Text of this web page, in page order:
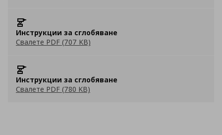
Инструкции за сглобяване
Свалете PDF (707 KB)
Инструкции за сглобяване
Свалете PDF (780 KB)